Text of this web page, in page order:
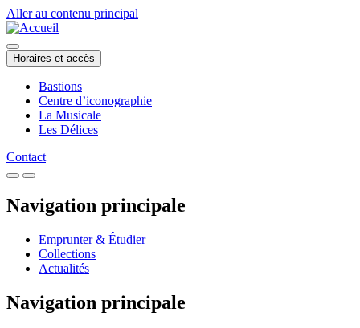
Aller au contenu principal
Horaires et accès
Bastions
Centre d’iconographie
La Musicale
Les Délices
Contact
Navigation principale
Emprunter & Étudier
Collections
Actualités
Navigation principale